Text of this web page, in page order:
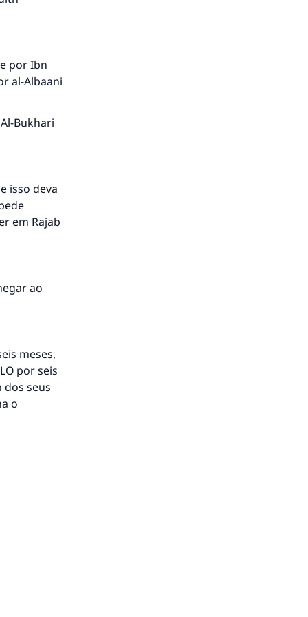
por Ibn
al-Albaani
Bukhari
isso deva
em Rajab
ao
meses,
por seis
dos seus
o